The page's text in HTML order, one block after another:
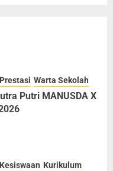
Prestasi Warta Sekolah
Putri MANUSDA X
Kesiswaan Kurikulum